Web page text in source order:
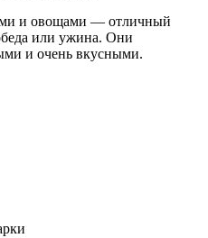
и овощами — отличный
или ужина. Они
и очень вкусными.